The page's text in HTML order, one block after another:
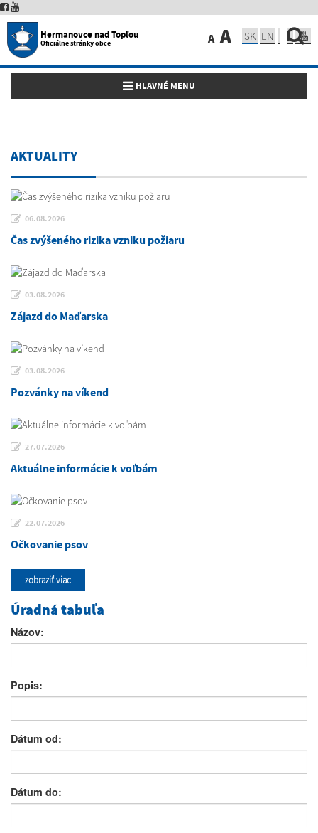
Hermanovce nad Topľou
Oficiálne stránky obce A A SK EN
Toggle navigation
HLAVNÉ MENU
AKTUALITY
06.08.2026
Čas zvýšeného rizika vzniku požiaru
03.08.2026
Zájazd do Maďarska
03.08.2026
Pozvánky na víkend
27.07.2026
Aktuálne informácie k voľbám
22.07.2026
Očkovanie psov
zobraziť viac
Úradná tabuľa
Názov:
Popis:
Dátum od:
Dátum do: